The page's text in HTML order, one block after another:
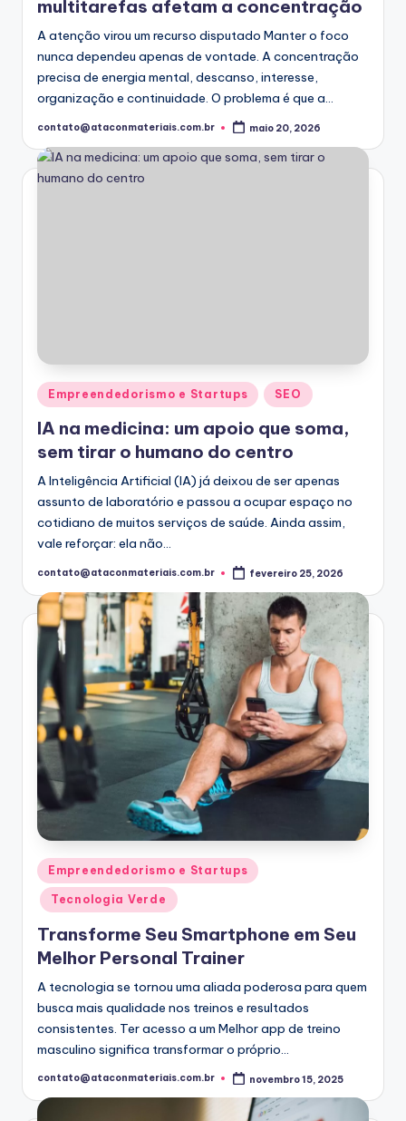
multitarefas afetam a concentração
A atenção virou um recurso disputado Manter o foco
nunca dependeu apenas de vontade. A concentração
precisa de energia mental, descanso, interesse,
organização e continuidade. O problema é que a…
Posted
contato@ataconmateriais.com.br maio 20, 2026
Posted
in
Empreendedorismo e Startups SEO
IA na medicina: um apoio que soma,
sem tirar o humano do centro
A Inteligência Artificial (IA) já deixou de ser apenas
assunto de laboratório e passou a ocupar espaço no
cotidiano de muitos serviços de saúde. Ainda assim,
vale reforçar: ela não…
Posted
contato@ataconmateriais.com.br fevereiro 25, 2026
Posted
in
Empreendedorismo e Startups
Tecnologia Verde
Transforme Seu Smartphone em Seu
Melhor Personal Trainer
A tecnologia se tornou uma aliada poderosa para quem
busca mais qualidade nos treinos e resultados
consistentes. Ter acesso a um Melhor app de treino
masculino significa transformar o próprio…
Posted
contato@ataconmateriais.com.br novembro 15, 2025